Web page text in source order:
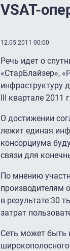
VSAT-
12.05.2011 00:00
Речь идет о
«СтарБлайзер»,
инфраструктуру
III квартале 2011
О достижении
лежит единая
консорциума
связи для
По мнению
производителям
в результате 30
затрат
Сеть может быть